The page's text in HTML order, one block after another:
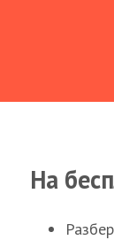
На